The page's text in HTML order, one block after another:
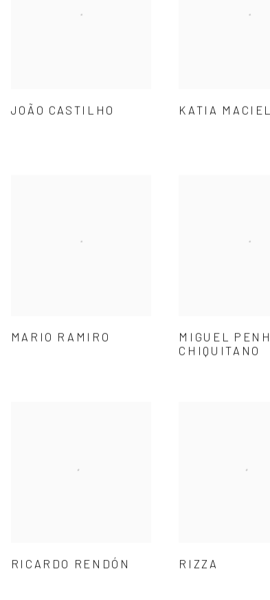
JOÃO CASTILHO KATIA MACIEL
MARIO RAMIRO
MIGUEL
CHIQUITANO
RICARDO RENDÓN RIZZA